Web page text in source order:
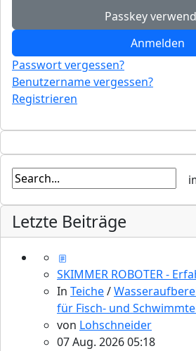
Passkey
Anmelden
Passwort vergessen?
Benutzername vergessen?
Registrieren
Letzte Beiträge
SKIMMER ROBOTER -
In Teiche/
für Fisch- und
von Lohschneider
07 Aug. 2026 05:18